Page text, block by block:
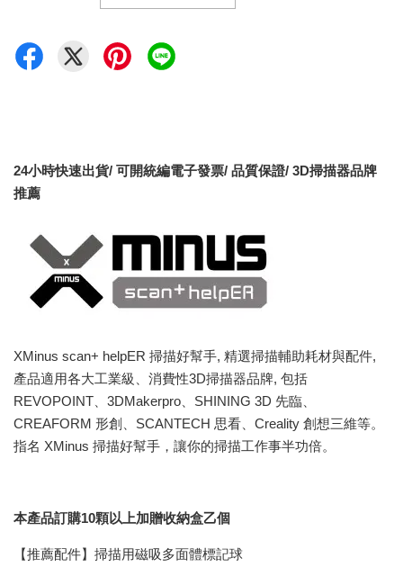
24小時快速出貨/ 可開統編電子發票/ 品質保證/ 3D掃描器品牌
推薦
XMinus scan+ helpER 掃描好幫手, 精選掃描輔助耗材與配件,
產品適用各大工業級、消費性3D掃描器品牌, 包括
REVOPOINT、3DMakerpro、SHINING 3D 先臨、
CREAFORM 形創、SCANTECH 思看、Creality 創想三維等。
指名 XMinus 掃描好幫手，讓你的掃描工作事半功倍。
本產品訂購10顆以上加贈收納盒乙個
【推薦配件】掃描用磁吸多面體標記球